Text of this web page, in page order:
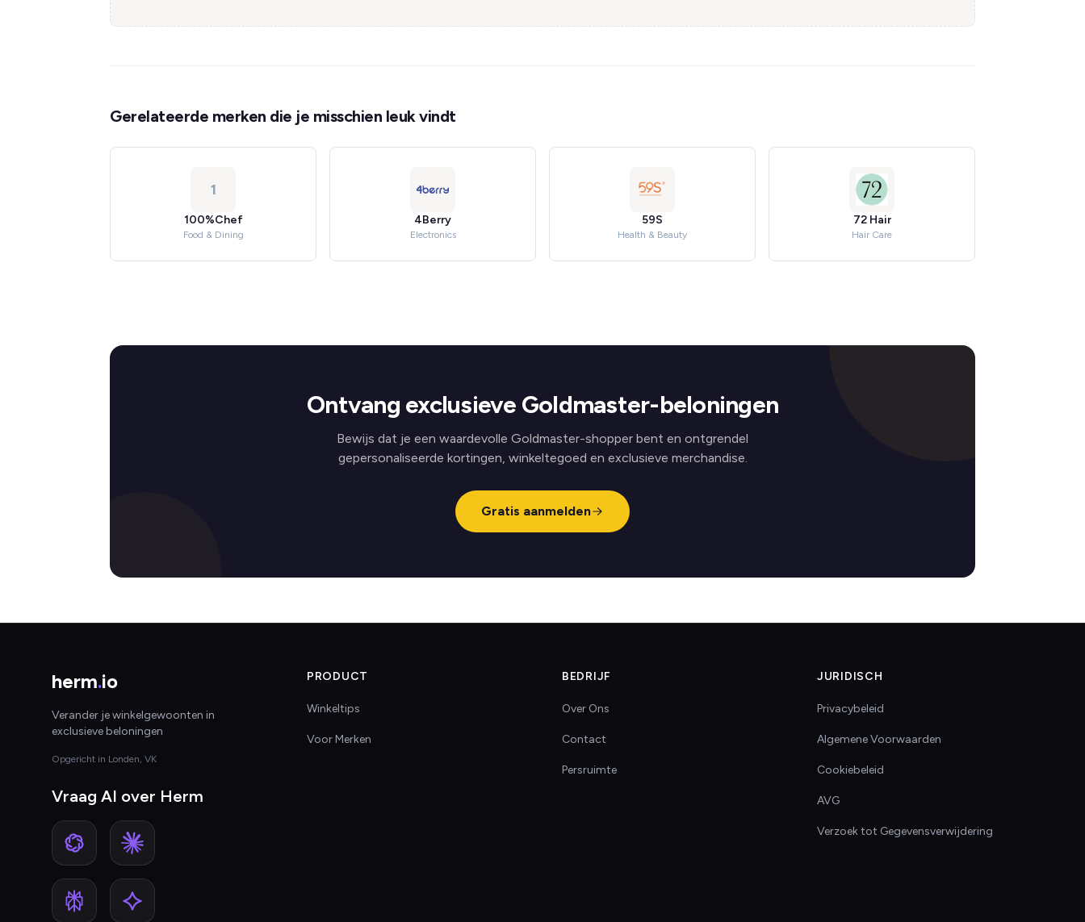
Gerelateerde merken die je misschien leuk vindt
1
100%Chef
Food & Dining
4Berry
Electronics
59S
Health & Beauty
72 Hair
Hair Care
Ontvang exclusieve Goldmaster-beloningen
Bewijs dat je een waardevolle Goldmaster-shopper bent en ontgrendel
gepersonaliseerde kortingen, winkeltegoed en exclusieve merchandise.
Gratis aanmelden
herm.io
Verander je winkelgewoonten in
exclusieve beloningen
Opgericht in Londen, VK
Vraag AI over Herm
PRODUCT
Winkeltips
Voor Merken
BEDRIJF
Over Ons
Contact
Persruimte
JURIDISCH
Privacybeleid
Algemene Voorwaarden
Cookiebeleid
AVG
Verzoek tot Gegevensverwijdering